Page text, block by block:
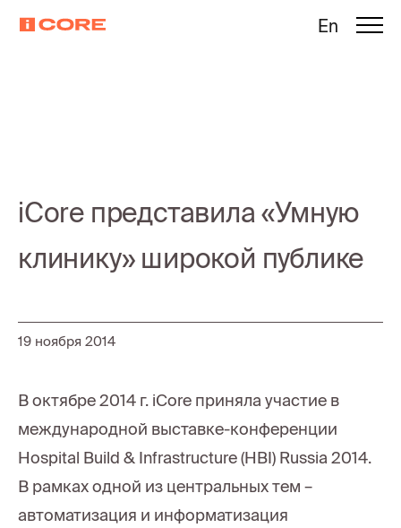
En
iCore представила «Умную
клинику» широкой публике
19 ноября 2014
В октябре 2014 г. iCore приняла участие в
международной выставке-конференции
Hospital Build & Infrastructure (HBI) Russia 2014.
В рамках одной из центральных тем –
автоматизация и информатизация